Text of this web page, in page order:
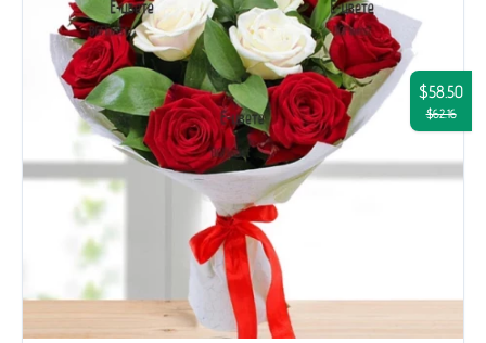
$58.50
$62.16